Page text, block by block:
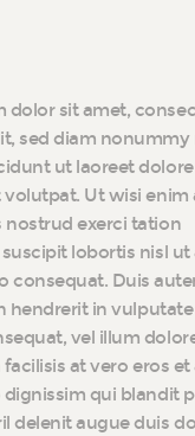
dolor sit amet,
sed diam nonummy
ut laoreet
volutpat. Ut wisi enim
nostrud exerci tation
lobortis nisl ut
consequat. Duis
hendrerit in vulputate
vel illum
at vero eros
qui blandit
delenit augue duis